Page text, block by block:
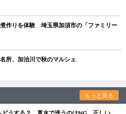
作りを体験 埼玉県加須市の「ファミリー
所、加治川で秋のマルシェ
もっと見る